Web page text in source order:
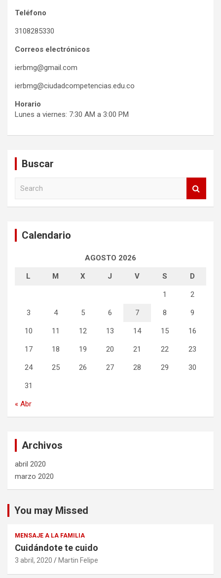
Teléfono
3108285330
Correos electrónicos
ierbmg@gmail.com
ierbmg@ciudadcompetencias.edu.co
Horario
Lunes a viernes: 7:30 AM a 3:00 PM
Buscar
Calendario
AGOSTO 2026
L M X J V S D
1 2
3 4 5 6 7 8 9
10 11 12 13 14 15 16
17 18 19 20 21 22 23
24 25 26 27 28 29 30
31
« Abr
Archivos
abril 2020
marzo 2020
You may Missed
MENSAJE A LA FAMILIA
Cuidándote te cuido
3 abril, 2020 Martin Felipe